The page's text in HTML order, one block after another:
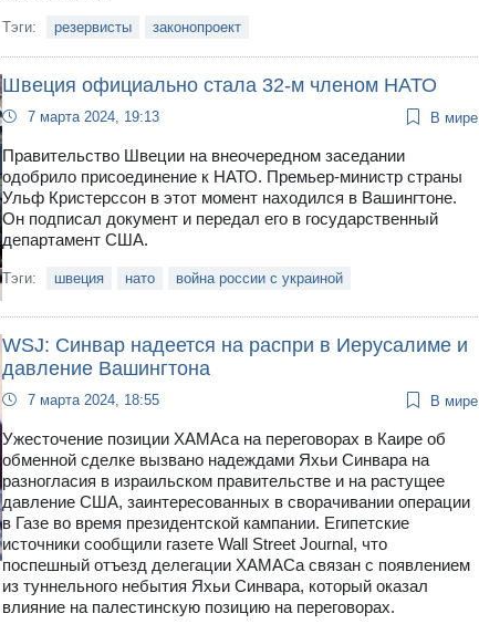
Тэги: резервисты законопроект
Швеция официально стала 32-м членом НАТО
7 марта 2024, 19:13 В мире
Правительство Швеции на внеочередном заседании
одобрило присоединение к НАТО. Премьер-министр страны
Ульф Кристерссон в этот момент находился в Вашингтоне.
Он подписал документ и передал его в государственный
департамент США.
Тэги: швеция нато война россии с украиной
WSJ: Синвар надеется на распри в Иерусалиме и
давление Вашингтона
7 марта 2024, 18:55 В мире
Ужесточение позиции ХАМАса на переговорах в Каире об
обменной сделке вызвано надеждами Яхьи Синвара на
разногласия в израильском правительстве и на растущее
давление США, заинтересованных в сворачивании операции
в Газе во время президентской кампании. Египетские
источники сообщили газете Wall Street Journal, что
поспешный отъезд делегации ХАМАСа связан с появлением
из туннельного небытия Яхьи Синвара, который оказал
влияние на палестинскую позицию на переговорах.